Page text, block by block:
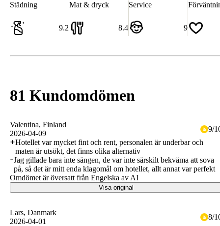
Städning
9.2
Mat & dryck
8.4
Service
9
81 Kundomdömen
Valentina, Finland
2026-04-09
9/
Hotellet var mycket fint och rent, personalen är underbar och
maten är utsökt, det finns olika alternativ
Jag gillade bara inte sängen, de var inte särskilt bekväma att sova
på, så det är mitt enda klagomål om hotellet, allt annat var perfekt
Omdömet är översatt från Engelska av AI
Visa original
Lars, Danmark
2026-04-01
8/